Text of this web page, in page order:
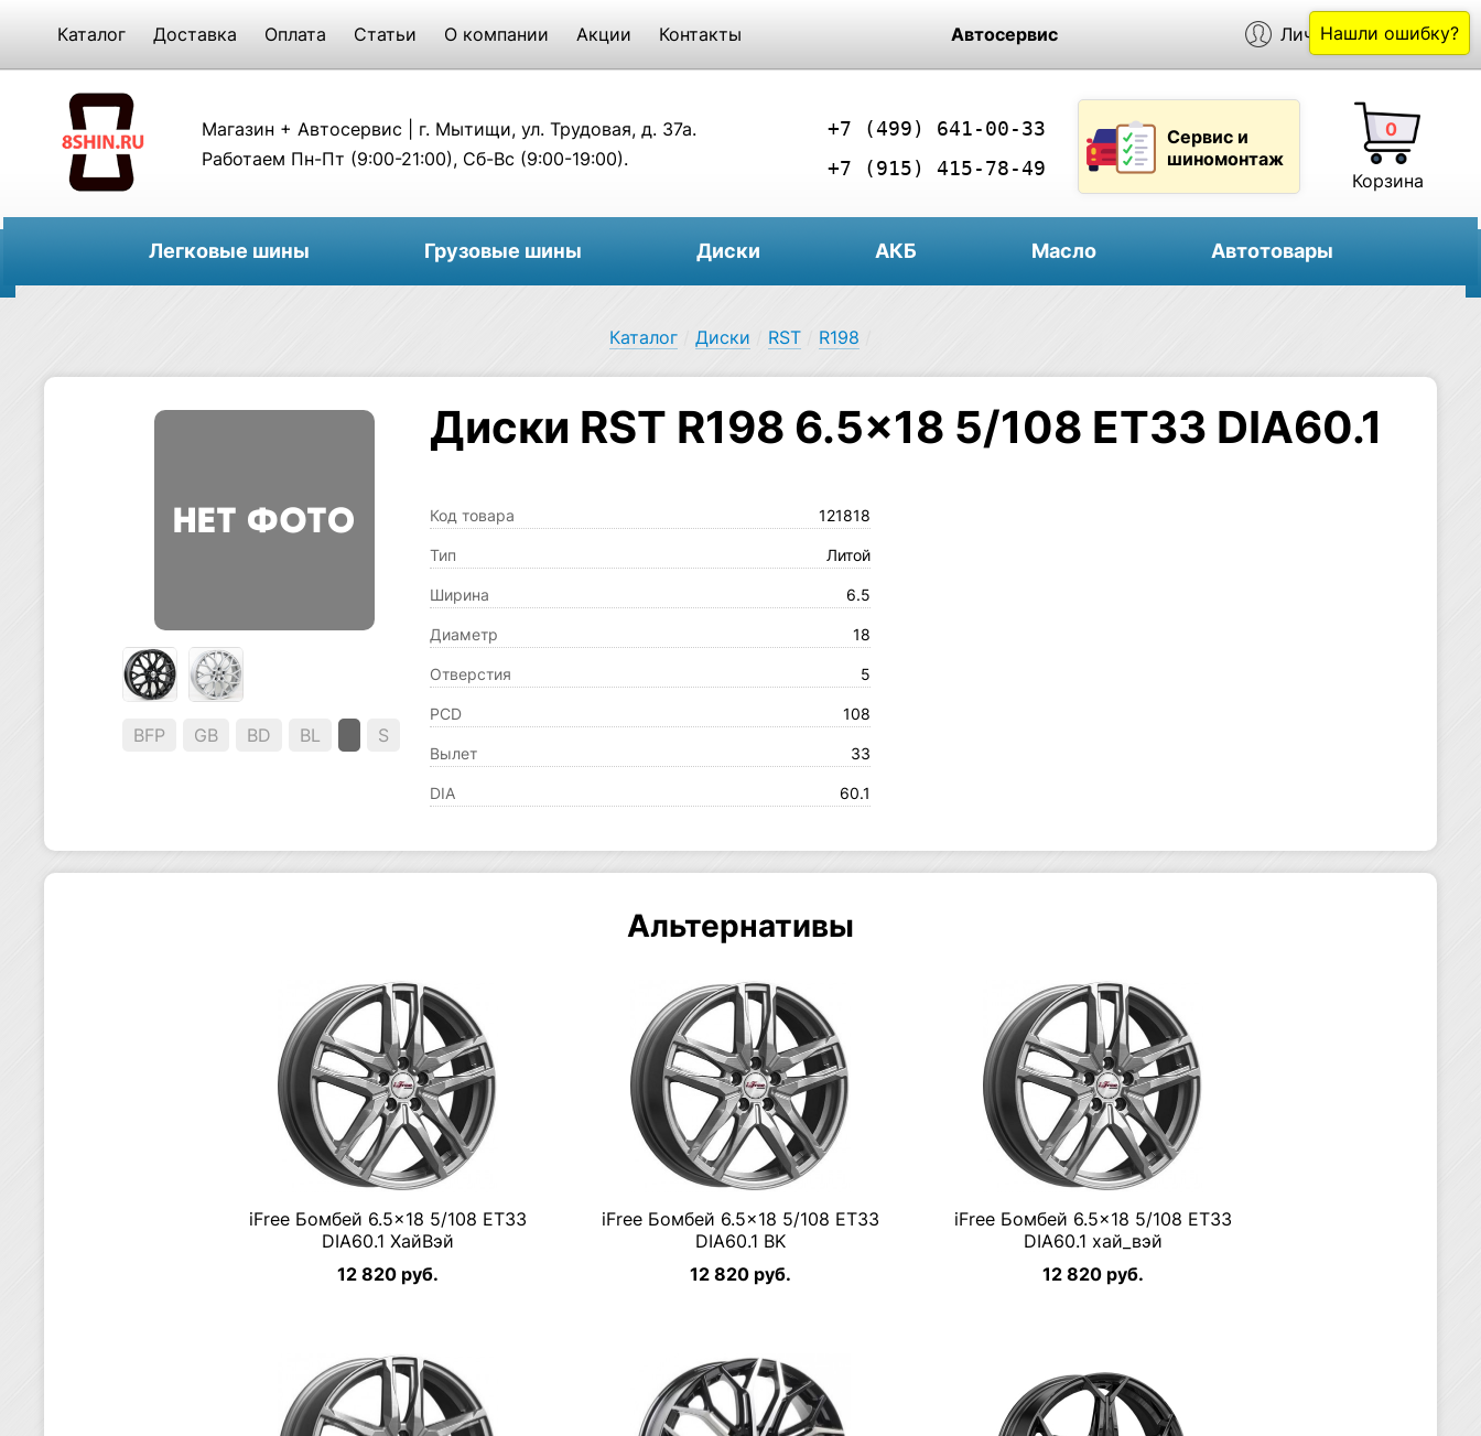
Каталог Доставка Оплата Статьи О компании Акции Контакты Автосервис Личный кабинет
Магазин + Автосервис | г. Мытищи, ул. Трудовая, д. 37а.
Работаем Пн-Пт (9:00-21:00), Сб-Вс (9:00-19:00).
+7 (499) 641-00-33
+7 (915) 415-78-49
Сервис и
шиномонтаж
0
Корзина
Легковые шины Грузовые шины Диски АКБ Масло Автотовары
Каталог Диски RST R198
BFP GB BD BL S
Диски RST R198 6.5×18 5/108 ET33 DIA60.1
Код товара 121818
Тип Литой
Ширина 6.5
Диаметр 18
Отверстия 5
PCD 108
Вылет 33
DIA 60.1
Альтернативы
iFree Бомбей 6.5×18 5/108 ET33
DIA60.1 ХайВэй
12 820 руб.
iFree Бомбей 6.5×18 5/108 ET33
DIA60.1 BK
12 820 руб.
iFree Бомбей 6.5×18 5/108 ET33
DIA60.1 хай_вэй
12 820 руб.
Нашли ошибку?